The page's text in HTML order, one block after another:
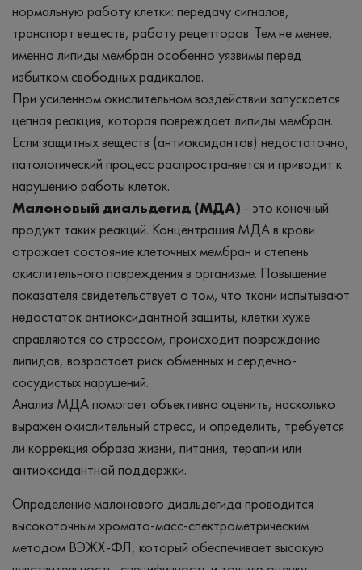
нормальную работу клетки: передачу сигналов,
транспорт веществ, работу рецепторов. Тем не менее,
именно липиды мембран особенно уязвимы перед
избытком свободных радикалов.
При усиленном окислительном воздействии запускается
цепная реакция, которая повреждает липиды мембран.
Если защитных веществ (антиоксидантов) недостаточно,
патологический процесс распространяется и приводит к
нарушению работы клеток.
Малоновый диальдегид (МДА) - это конечный
продукт таких реакций. Концентрация МДА в крови
отражает состояние клеточных мембран и степень
окислительного повреждения в организме. Повышение
показателя свидетельствует о том, что ткани испытывают
недостаток антиоксидантной защиты, клетки хуже
справляются со стрессом, происходит повреждение
липидов, возрастает риск обменных и сердечно-
сосудистых нарушений.
Анализ МДА помогает объективно оценить, насколько
выражен окислительный стресс, и определить, требуется
ли коррекция образа жизни, питания, терапии или
антиоксидантной поддержки.
Определение малонового диальдегида проводится
высокоточным хромато-масс-спектрометрическим
методом ВЭЖХ-ФЛ, который обеспечивает высокую